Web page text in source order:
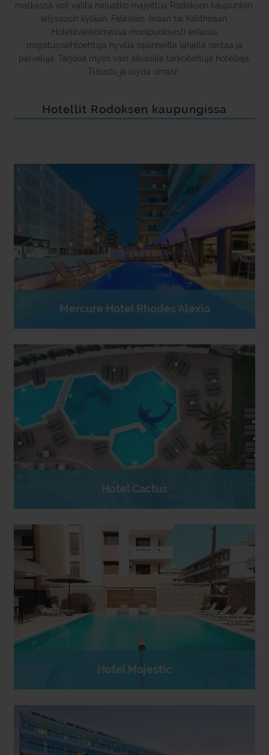
matkassa voit valita haluatko majoittua Rodoksen kaupunkiin,
Ialyssosin kylään, Falirakiin, Ixiaan tai Kalitheaan.
Hotellivalikoimassa monipuolisesti erilaisia
majoitusvaihtoehtoja hyvillä sijainneilla lähellä rantaa ja
palveluja. Tarjolla myös vain aikuisille tarkoitettuja hotelleja.
Tutustu ja löydä omasi!
Hotellit Rodoksen kaupungissa
Mercure Hotel Rhodes Alexia
Hotel Cactus
Hotel Majestic